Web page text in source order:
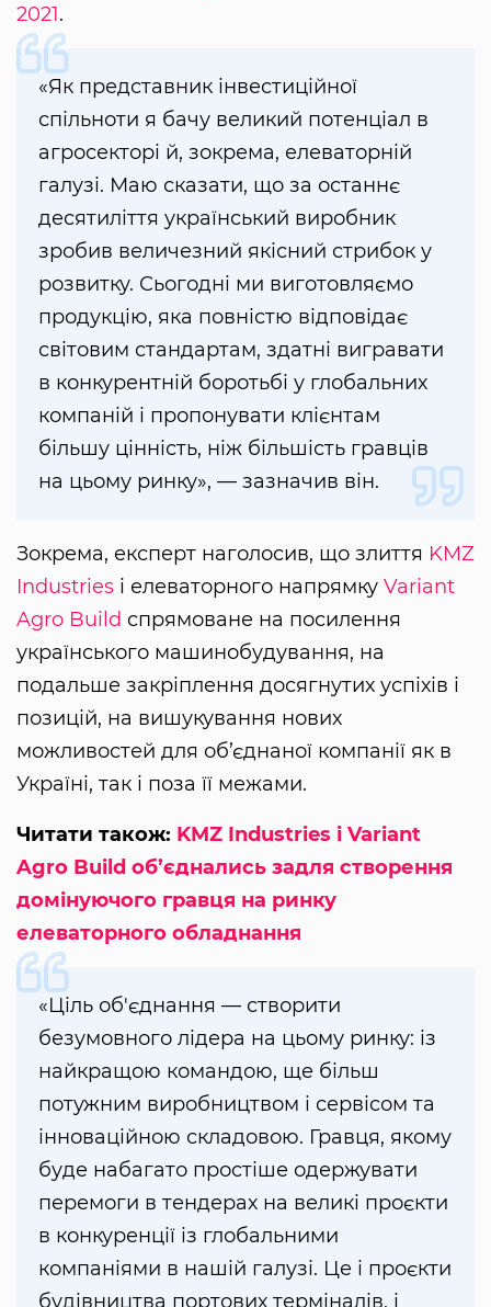
2021.
«Як представник інвестиційної
спільноти я бачу великий потенціал в
агросекторі й, зокрема, елеваторній
галузі. Маю сказати, що за останнє
десятиліття український виробник
зробив величезний якісний стрибок у
розвитку. Сьогодні ми виготовляємо
продукцію, яка повністю відповідає
світовим стандартам, здатні вигравати
в конкурентній боротьбі у глобальних
компаній і пропонувати клієнтам
більшу цінність, ніж більшість гравців
на цьому ринку», — зазначив він.
Зокрема, експерт наголосив, що злиття KMZ
Industries і елеваторного напрямку Variant
Agro Build спрямоване на посилення
українського машинобудування, на
подальше закріплення досягнутих успіхів і
позицій, на вишукування нових
можливостей для об’єднаної компанії як в
Україні, так і поза її межами.
Читати також: KMZ Industries і Variant
Agro Build об’єднались задля створення
домінуючого гравця на ринку
елеваторного обладнання
«Ціль об'єднання — створити
безумовного лідера на цьому ринку: із
найкращою командою, ще більш
потужним виробництвом і сервісом та
інноваційною складовою. Гравця, якому
буде набагато простіше одержувати
перемоги в тендерах на великі проєкти
в конкуренції із глобальними
компаніями в нашій галузі. Це і проєкти
будівництва портових терміналів, і